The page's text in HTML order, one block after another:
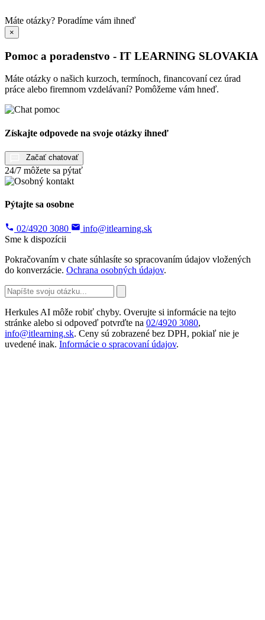
Máte otázky? Poradíme vám ihneď
×
Pomoc a poradenstvo - IT LEARNING SLOVAKIA
Máte otázky o našich kurzoch, termínoch, financovaní cez úrad
práce alebo firemnom vzdelávaní? Pomôžeme vám hneď.
Získajte odpovede na svoje otázky ihneď
Začať chatovať
24/7 môžete sa pýtať
Pýtajte sa osobne
02/4920 3080
info@itlearning.sk
Sme k dispozícii
Pokračovaním v chate súhlasíte so spracovaním údajov vložených
do konverzácie. Ochrana osobných údajov.
Herkules AI môže robiť chyby. Overujte si informácie na tejto
stránke alebo si odpoveď potvrďte na 02/4920 3080,
info@itlearning.sk. Ceny sú zobrazené bez DPH, pokiaľ nie je
uvedené inak. Informácie o spracovaní údajov.